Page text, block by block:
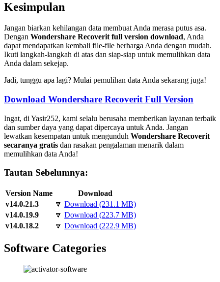
Kesimpulan
Jangan biarkan kehilangan data membuat Anda merasa putus asa.
Dengan Wondershare Recoverit full version download, Anda
dapat mendapatkan kembali file-file berharga Anda dengan mudah.
Ikuti langkah-langkah di atas dan siap-siap untuk memulihkan data
Anda dalam sekejap.
Jadi, tunggu apa lagi? Mulai pemulihan data Anda sekarang juga!
Download Wondershare Recoverit Full Version
Ingat, di Yasir252, kami selalu berusaha memberikan layanan terbaik
dan sumber daya yang dapat dipercaya untuk Anda. Jangan
lewatkan kesempatan untuk mengunduh Wondershare Recoverit
secaranya gratis dan rasakan pengalaman menarik dalam
memulihkan data Anda!
Tautan Sebelumnya:
Version Name
Download
v14.0.21.3
🔽 Download (231.1 MB)
v14.0.19.9
🔽 Download (223.7 MB)
v14.0.18.2
🔽 Download (222.9 MB)
Software Categories